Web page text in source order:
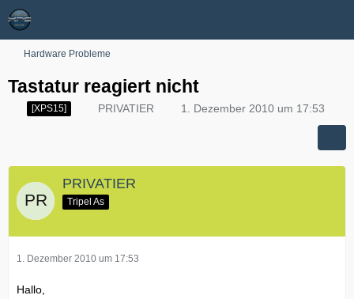
Hardware Probleme
Tastatur reagiert nicht
[XPS15] PRIVATIER 1. Dezember 2010 um 17:53
PRIVATIER
Tripel As
1. Dezember 2010 um 17:53
Hallo,